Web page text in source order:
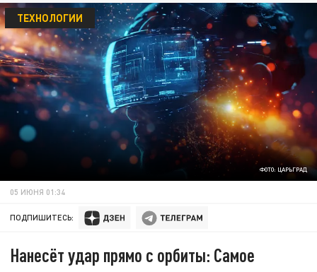
ФОТО: ЦАРЬГРАД
ТЕХНОЛОГИИ
05 ИЮНЯ 01:34
ПОДПИШИТЕСЬ:
Нанесёт удар прямо с орбиты: Самое